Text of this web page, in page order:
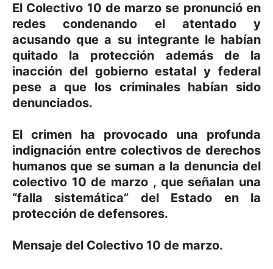
El Colectivo 10 de marzo se pronunció en
redes condenando el atentado y
acusando que a su integrante le habían
quitado la protección además de la
inacción del gobierno estatal y federal
pese a que los criminales habían sido
denunciados.
El crimen ha provocado una profunda
indignación entre colectivos de derechos
humanos que se suman a la denuncia del
colectivo 10 de marzo , que señalan una
“falla sistemática” del Estado en la
protección de defensores.
Mensaje del Colectivo 10 de marzo.